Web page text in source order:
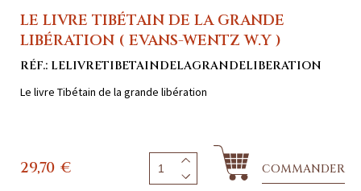
LE LIVRE TIBÉTAIN DE LA GRANDE
LIBÉRATION ( EVANS-WENTZ W.Y )
RÉF.: LELIVRETIBETAINDELAGRANDELIBERATION
Le livre Tibétain de la grande libération
29,70 € COMMANDER